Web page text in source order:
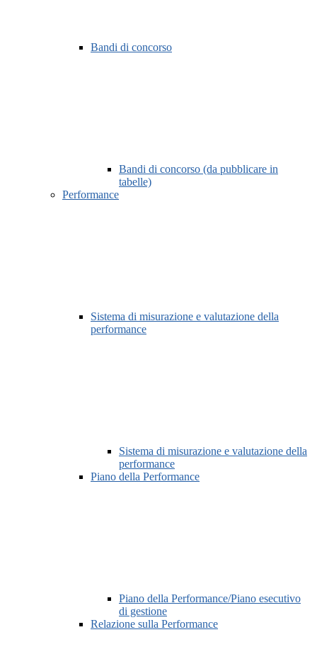
Bandi di concorso
Bandi di concorso (da pubblicare in
tabelle)
Performance
Sistema di misurazione e valutazione della
performance
Sistema di misurazione e valutazione della
performance
Piano della Performance
Piano della Performance/Piano esecutivo
di gestione
Relazione sulla Performance